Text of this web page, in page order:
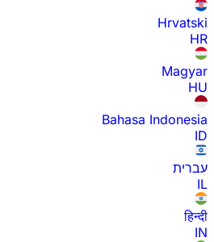
Hrvatski
HR
Magyar
HU
Bahasa Indonesia
ID
עברית
IL
हिन्दी
IN